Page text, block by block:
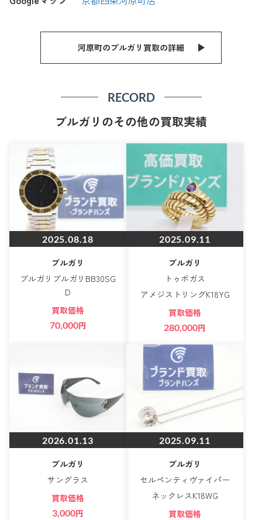
河原町のブルガリ買取の詳細
RECORD
ブルガリのその他の買取実績
2025.08.18
ブルガリ
ブルガリブルガリBB30SG
D
買取価格
70,000円
2025.09.11
ブルガリ
トゥボガス
アメジストリングK18YG
買取価格
280,000円
2026.01.13
ブルガリ
サングラス
買取価格
3,000円
2025.09.11
ブルガリ
セルペンティヴァイパー
ネックレスK18WG
買取価格